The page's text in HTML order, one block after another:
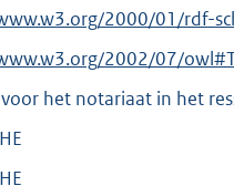
2000/01/rdf-
2002/07/
het notariaat in het